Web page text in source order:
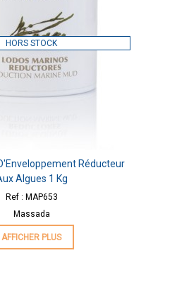
HORS STOCK
Réducteur
Algues 1 Kg
Ref : MAP653
Massada
AFFICHER PLUS